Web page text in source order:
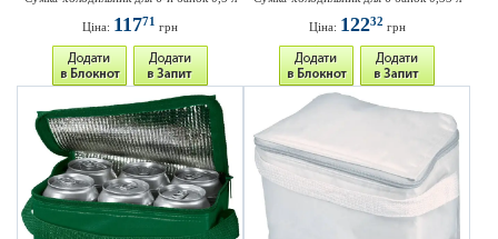
Ціна: 11771 грн Ціна: 12232 грн